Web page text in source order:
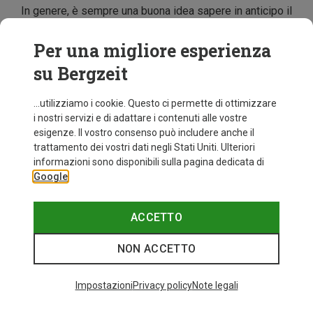
In genere, è sempre una buona idea sapere in anticipo il
atmosferiche. Le Dolomiti, e in generale l'alta montagna
in nord Italia, possono riservare tante sorprese, come
meteo variabile e terreni accidentati.
Per una migliore esperienza
su Bergzeit
...utilizziamo i cookie. Questo ci permette di ottimizzare
i nostri servizi e di adattare i contenuti alle vostre
esigenze. Il vostro consenso può includere anche il
trattamento dei vostri dati negli Stati Uniti. Ulteriori
informazioni sono disponibili sulla pagina dedicata di
Google
ACCETTO
NON ACCETTO
ImpostazioniPrivacy policyNote legali